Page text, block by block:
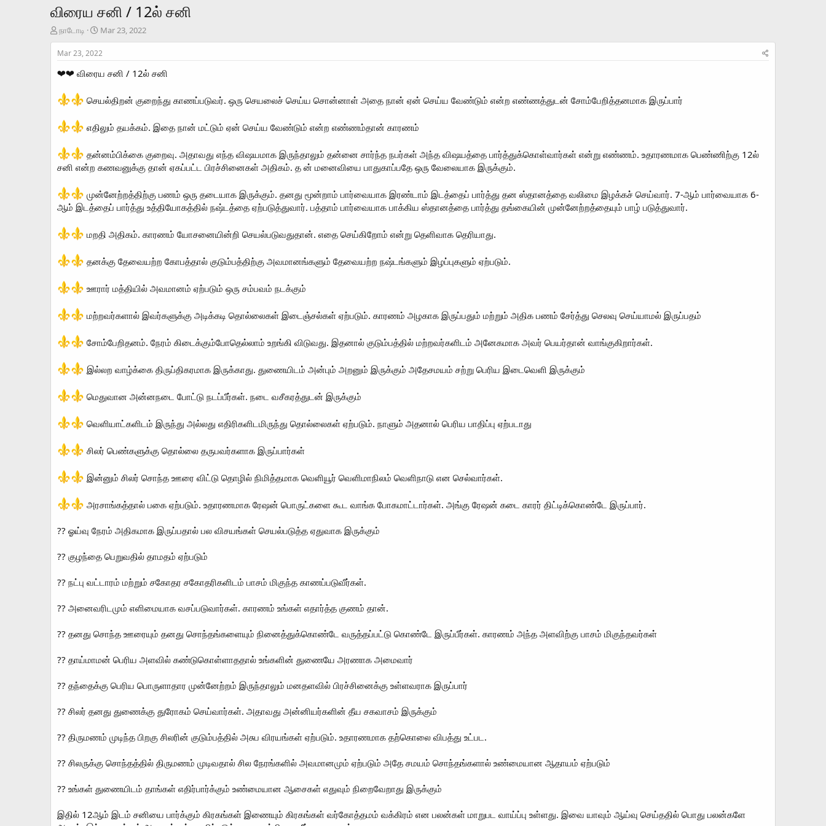
விரைய சனி / 12ல் சனி
T
h
r
a
s
t
r
e
r
நாடோடி
S
t
a
t
t
Mar 23, 2022
Mar 23, 2022
❤❤ விரைய சனி / 12ல் சனி
செயல்திறன் குறைந்து காணப்படுவர். ஒரு செயலைச் செய்ய சொன்னாள் அதை நான் ஏன் செய்ய வேண்டும் என்ற எண்ணத்துடன் சோம்பேறித்தனமாக இருப்பார்
எதிலும் தயக்கம். இதை நான் மட்டும் ஏன் செய்ய வேண்டும் என்ற எண்ணம்தான் காரணம்
தன்னம்பிக்கை குறைவு. அதாவது எந்த விஷயமாக இருந்தாலும் தன்னை சார்ந்த நபர்கள் அந்த விஷயத்தை பார்த்துக்கொள்வார்கள் என்று எண்ணம். உதாரணமாக பெண்ணிற்கு 12ல்
சனி என்ற கணவனுக்கு தான் ஏகப்பட்ட பிரச்சினைகள் அதிகம். த ன் மனைவியை பாதுகாப்பதே ஒரு வேலையாக இருக்கும்.
முன்னேற்றத்திற்கு பணம் ஒரு தடையாக இருக்கும். தனது மூன்றாம் பார்வையாக இரண்டாம் இடத்தைப் பார்த்து தன ஸ்தானத்தை வலிமை இழக்கச் செய்வார். 7-ஆம் பார்வையாக 6-
ஆம் இடத்தைப் பார்த்து உத்தியோகத்தில் நஷ்டத்தை ஏற்படுத்துவார். பத்தாம் பார்வையாக பாக்கிய ஸ்தானத்தை பார்த்து தங்கையின் முன்னேற்றத்தையும் பாழ் படுத்துவார்.
மறதி அதிகம். காரணம் யோசனையின்றி செயல்படுவதுதான். எதை செய்கிறோம் என்று தெளிவாக தெரியாது.
தனக்கு தேவையற்ற கோபத்தால் குடும்பத்திற்கு அவமானங்களும் தேவையற்ற நஷ்டங்களும் இழப்புகளும் ஏற்படும்.
ஊரார் மத்தியில் அவமானம் ஏற்படும் ஒரு சம்பவம் நடக்கும்
மற்றவர்களால் இவர்களுக்கு அடிக்கடி தொல்லைகள் இடைஞ்சல்கள் ஏற்படும். காரணம் அழகாக இருப்பதும் மற்றும் அதிக பணம் சேர்த்து செலவு செய்யாமல் இருப்பதம்
சோம்பேறிதனம். நேரம் கிடைக்கும்போதெல்லாம் உறங்கி விடுவது. இதனால் குடும்பத்தில் மற்றவர்களிடம் அனேகமாக அவர் பெயர்தான் வாங்குகிறார்கள்.
இல்லற வாழ்க்கை திருப்திகரமாக இருக்காது. துணையிடம் அன்பும் அறனும் இருக்கும் அதேசமயம் சற்று பெரிய இடைவெளி இருக்கும்
மெதுவான அன்னநடை போட்டு நடப்பீர்கள். நடை வசீகரத்துடன் இருக்கும்
வெளியாட்களிடம் இருந்து அல்லது எதிரிகளிடமிருந்து தொல்லைகள் ஏற்படும். நாளும் அதனால் பெரிய பாதிப்பு ஏற்படாது
சிலர் பெண்களுக்கு தொல்லை தருபவர்களாக இருப்பார்கள்
இன்னும் சிலர் சொந்த ஊரை விட்டு தொழில் நிமித்தமாக வெளியூர் வெளிமாநிலம் வெளிநாடு என செல்வார்கள்.
அரசாங்கத்தால் பகை ஏற்படும். உதாரணமாக ரேஷன் பொருட்களை கூட வாங்க போகமாட்டார்கள். அங்கு ரேஷன் கடை காரர் திட்டிக்கொண்டே இருப்பார்.
?? ஓய்வு நேரம் அதிகமாக இருப்பதால் பல விசயங்கள் செயல்படுத்த ஏதுவாக இருக்கும்
?? குழந்தை பெறுவதில் தாமதம் ஏற்படும்
?? நட்பு வட்டாரம் மற்றும் சகோதர சகோதரிகளிடம் பாசம் மிகுந்த காணப்படுவீர்கள்.
?? அனைவரிடமும் எளிமையாக வசப்படுவார்கள். காரணம் உங்கள் எதார்த்த குணம் தான்.
?? தனது சொந்த ஊரையும் தனது சொந்தங்களையும் நினைத்துக்கொண்டே வருத்தப்பட்டு கொண்டே இருப்பீர்கள். காரணம் அந்த அளவிற்கு பாசம் மிகுந்தவர்கள்
?? தாய்மாமன் பெரிய அளவில் கண்டுகொள்ளாததால் உங்களின் துணையே அரணாக அமைவார்
?? தந்தைக்கு பெரிய பொருளாதார முன்னேற்றம் இருந்தாலும் மனதளவில் பிரச்சினைக்கு உள்ளவராக இருப்பார்
?? சிலர் தனது துணைக்கு துரோகம் செய்வார்கள். அதாவது அன்னியர்களின் தீய சகவாசம் இருக்கும்
?? திருமணம் முடிந்த பிறகு சிலரின் குடும்பத்தில் அசுப விரயங்கள் ஏற்படும். உதாரணமாக தற்கொலை விபத்து உட்பட.
?? சிலருக்கு சொந்தத்தில் திருமணம் முடிவதால் சில நேரங்களில் அவமானமும் ஏற்படும் அதே சமயம் சொந்தங்களால் உண்மையான ஆதாயம் ஏற்படும்
?? உங்கள் துணையிடம் தாங்கள் எதிர்பார்க்கும் உண்மையான ஆசைகள் எதுவும் நிறைவேறாது இருக்கும்
இதில் 12ஆம் இடம் சனியை பார்க்கும் கிரகங்கள் இணையும் கிரகங்கள் வர்கோத்தமம் வக்கிரம் என பலன்கள் மாறுபட வாய்ப்பு உள்ளது. இவை யாவும் ஆய்வு செய்ததில் பொது பலன்களே